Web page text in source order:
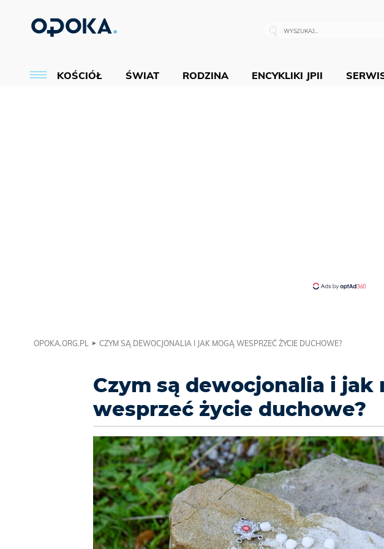
KOŚCIÓŁ ŚWIAT RODZINA ENCYKLIKI JPII
OPOKA.ORG.PL CZYM SĄ DEWOCJONALIA I JAK MOGĄ WESPRZEĆ ŻYCIE DUCHOWE?
Czym są dewocjonalia i jak
wesprzeć życie duchowe?